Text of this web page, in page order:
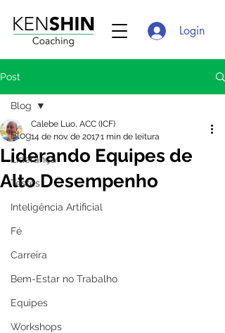
Login
Post
Blog
Liderança
Testes
Inteligência Artificial
Fé
Carreira
Bem-Estar no Trabalho
Equipes
Workshops
Blog
Liderando Equipes de
Alto Desempenho
Calebe Luo, ACC (ICF)
14 de nov. de 20171 min de leitura